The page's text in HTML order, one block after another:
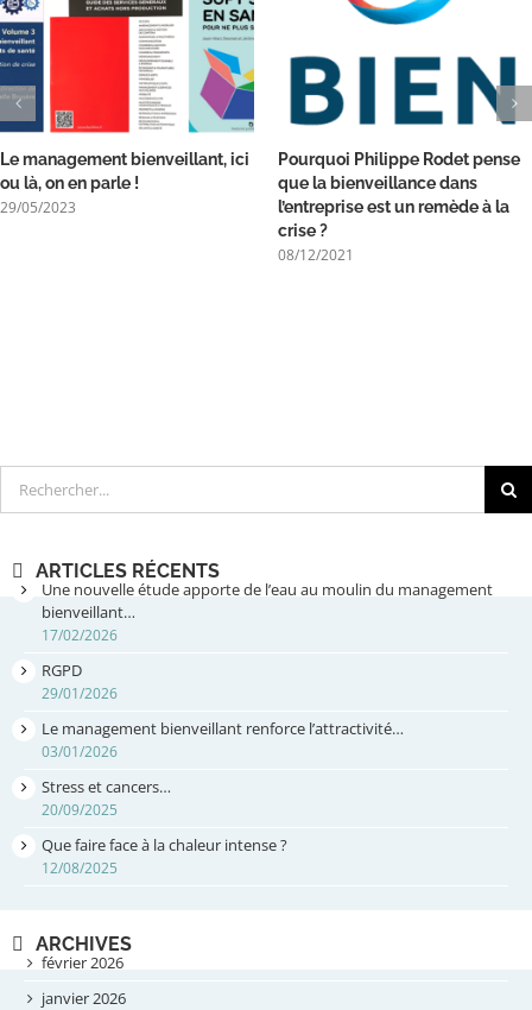
Le management bienveillant, ici
ou là, on en parle !
29/05/2023
Pourquoi Philippe Rodet pense
que la bienveillance dans
l’entreprise est un remède à la
crise ?
08/12/2021
Rechercher
ARTICLES RÉCENTS
Une nouvelle étude apporte de l’eau au moulin du management
bienveillant…
17/02/2026
RGPD
29/01/2026
Le management bienveillant renforce l’attractivité…
03/01/2026
Stress et cancers…
20/09/2025
Que faire face à la chaleur intense ?
12/08/2025
ARCHIVES
février 2026
janvier 2026